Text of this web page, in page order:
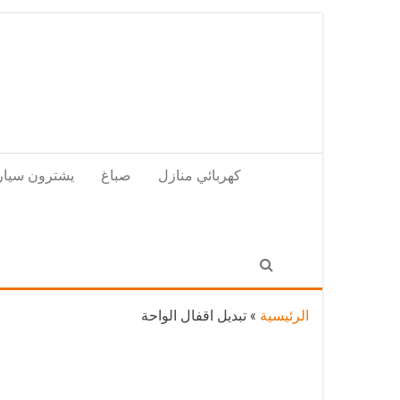
يشترون صباغ كهربائي منازل
الرئيسية » تبديل اقفال الواحة